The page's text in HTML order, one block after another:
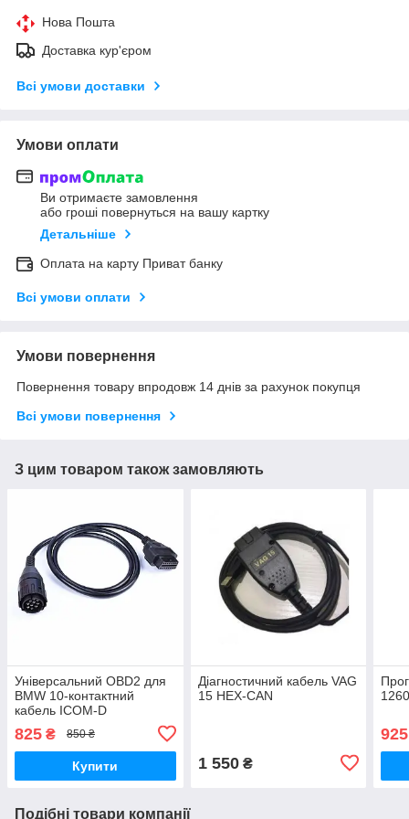
Нова Пошта
Доставка кур'єром
Всі умови доставки
Умови оплати
Ви отримаєте замовлення
або гроші повернуться на вашу картку
Детальніше
Оплата на карту Приват банку
Всі умови оплати
Умови повернення
Повернення товару впродовж 14 днів за рахунок покупця
Всі умови повернення
З цим товаром також замовляють
Універсальний OBD2 для
BMW 10-контактний
кабель ICOM-D
825 ₴ 850 ₴
Купити
Діагностичний кабель VAG
15 HEX-CAN
1 550₴
925
Подібні товари компанії